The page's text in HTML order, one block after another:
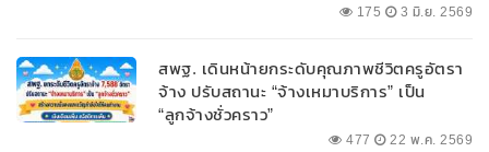
175 3 มิ.ย. 2569
สพฐ. เดินหน้ายกระดับคุณภาพชีวิตครูอัตรา
จ้าง ปรับสถานะ “จ้างเหมาบริการ” เป็น
“ลูกจ้างชั่วคราว”
477 22 พ.ค. 2569